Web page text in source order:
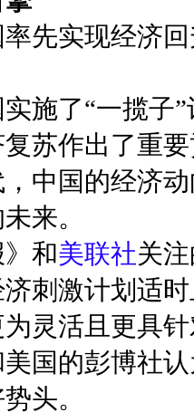
先实现经济
施了“一揽子
苏作出了重
中国的经济
来。
和美联社关
刺激计划适
灵活且更具
国的彭博社
头。